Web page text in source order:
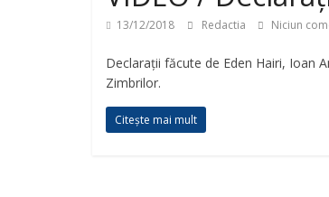
13/12/2018 Redactia Niciun
Declarații făcute de Eden Hairi, Ioan
Zimbrilor.
Citește mai mult